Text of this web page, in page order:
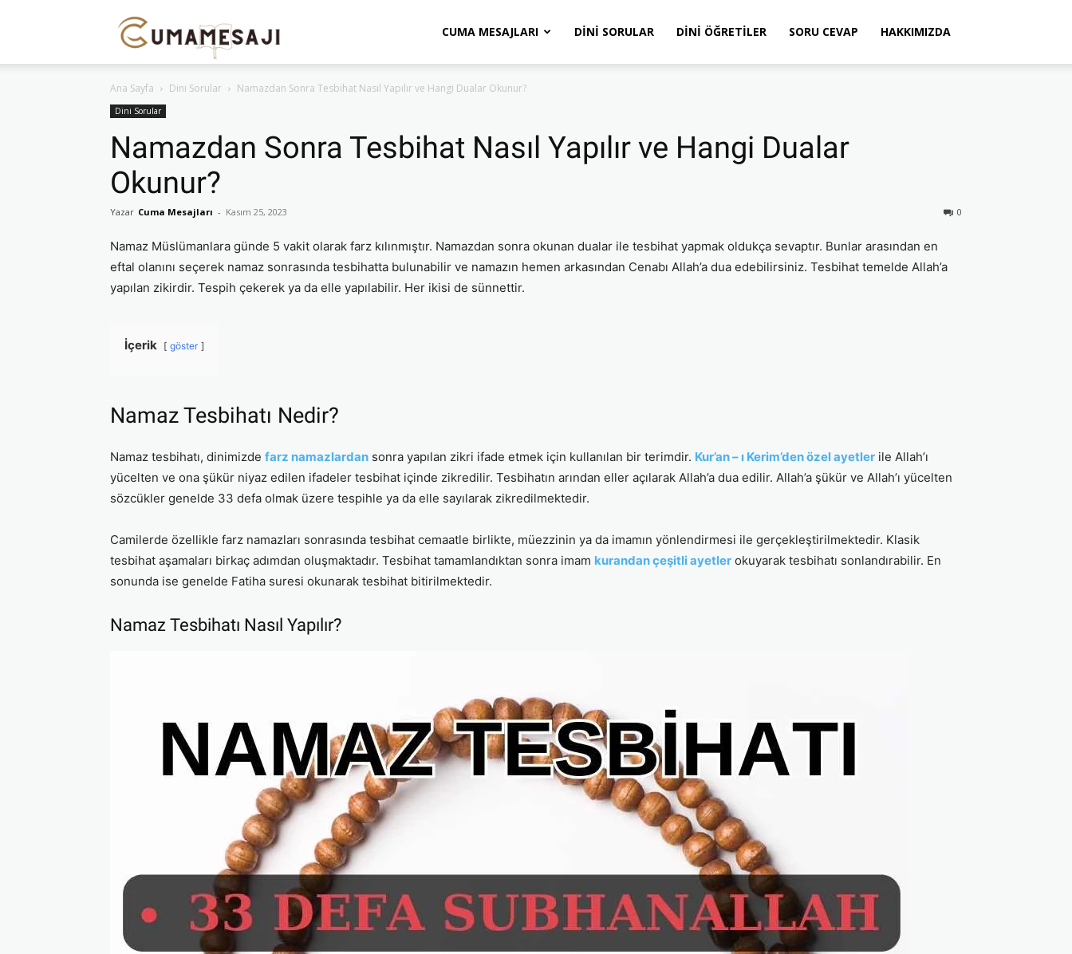
Mesajı
CUMA MESAJLARI DINI SORULAR DINI ÖĞRETILER SORU CEVAP HAKKIMIZDA
Ana Sayfa Dini Sorular Namazdan Sonra Tesbihat Nasıl Yapılır ve Hangi Dualar Okunur?
Dini Sorular
Namazdan Sonra Tesbihat Nasıl Yapılır ve Hangi Dualar
Okunur?
Yazar Cuma Mesajları - Kasım 25, 2023 0
Namaz Müslümanlara günde 5 vakit olarak farz kılınmıştır. Namazdan sonra okunan dualar ile tesbihat yapmak oldukça sevaptır. Bunlar arasından en
eftal olanını seçerek namaz sonrasında tesbihatta bulunabilir ve namazın hemen arkasından Cenabı Allah’a dua edebilirsiniz. Tesbihat temelde Allah’a
yapılan zikirdir. Tespih çekerek ya da elle yapılabilir. Her ikisi de sünnettir.
İçerik göster
Namaz Tesbihatı Nedir?
Namaz tesbihatı, dinimizde farz namazlardan sonra yapılan zikri ifade etmek için kullanılan bir terimdir. Kur’an – ı Kerim’den özel ayetler ile Allah’ı
yücelten ve ona şükür niyaz edilen ifadeler tesbihat içinde zikredilir. Tesbihatın arından eller açılarak Allah’a dua edilir. Allah’a şükür ve Allah’ı yücelten
sözcükler genelde 33 defa olmak üzere tespihle ya da elle sayılarak zikredilmektedir.
Camilerde özellikle farz namazları sonrasında tesbihat cemaatle birlikte, müezzinin ya da imamın yönlendirmesi ile gerçekleştirilmektedir. Klasik
tesbihat aşamaları birkaç adımdan oluşmaktadır. Tesbihat tamamlandıktan sonra imam kurandan çeşitli ayetler okuyarak tesbihatı sonlandırabilir. En
sonunda ise genelde Fatiha suresi okunarak tesbihat bitirilmektedir.
Namaz Tesbihatı Nasıl Yapılır?